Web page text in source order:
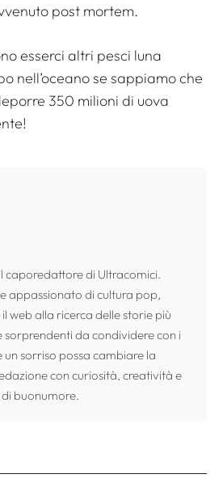
post mortem.
esserci altri pesci luna
nell’oceano se sappiamo che
350 milioni di uova
caporedattore di Ultracomici.
appassionato di cultura pop,
web alla ricerca delle storie più
sorprendenti da condividere con i
sorriso possa cambiare la
con curiosità, creatività e
buonumore.